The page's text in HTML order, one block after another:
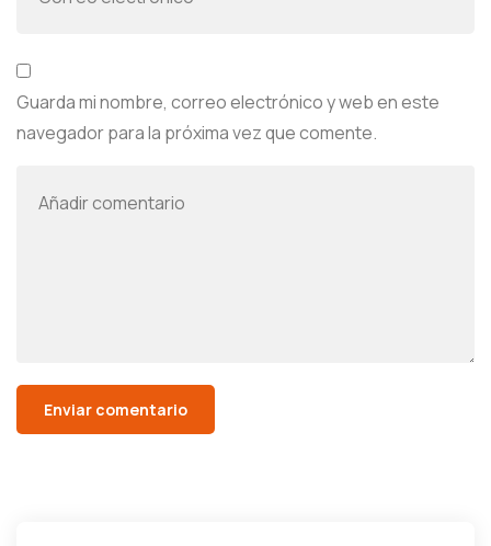
Guarda mi nombre, correo electrónico y web en este
navegador para la próxima vez que comente.